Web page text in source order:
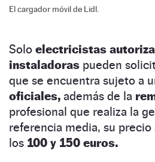
El cargador móvil de Lidl.
Solo electricistas
instaladoras pueden
que se encuentra sujeto a
oficiales, además de la
profesional que realiza la
referencia media, su
los 100 y 150 euros.